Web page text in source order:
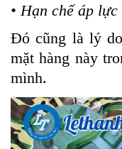
• Hạn chế áp
Đó cũng là lý
mặt hàng này
mình.